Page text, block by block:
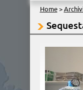
Home>